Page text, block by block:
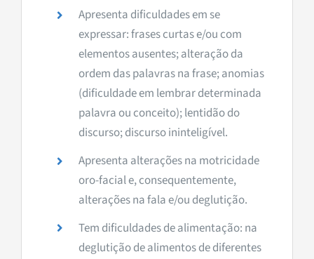
Apresenta dificuldades em se
expressar: frases curtas e/ou com
elementos ausentes; alteração da
ordem das palavras na frase; anomias
(dificuldade em lembrar determinada
palavra ou conceito); lentidão do
discurso; discurso ininteligível.
Apresenta alterações na motricidade
oro-facial e, consequentemente,
alterações na fala e/ou deglutição.
Tem dificuldades de alimentação: na
deglutição de alimentos de diferentes